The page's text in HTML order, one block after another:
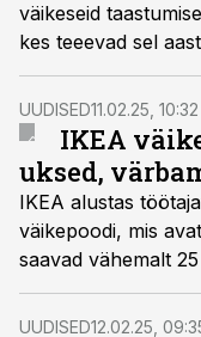
väikeseid
kes teeevad sel
sektoreid, kus
UUDISED11.02.25, 10:32
IKEA
uksed,
IKEA alustas
väikepoodi, mis
saavad vähemalt
UUDISED12.02.25,